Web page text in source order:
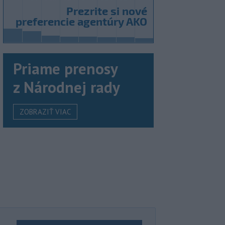
Priame prenosy
z Národnej rady
ZOBRAZIŤ VIAC